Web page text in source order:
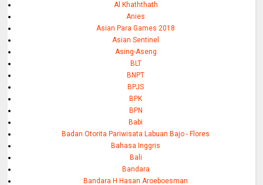
Al Khaththath
Anies
Asian Para Games 2018
Asian Sentinel
Asing-Aseng
BLT
BNPT
BPJS
BPK
BPN
Babi
Badan Otorita Pariwisata Labuan Bajo - Flores
Bahasa Inggris
Bali
Bandara
Bandara H Hasan Aroeboesman